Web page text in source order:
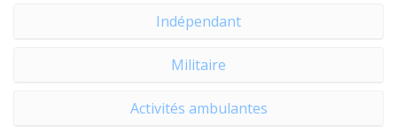
Indépendant
Militaire
Activités ambulantes